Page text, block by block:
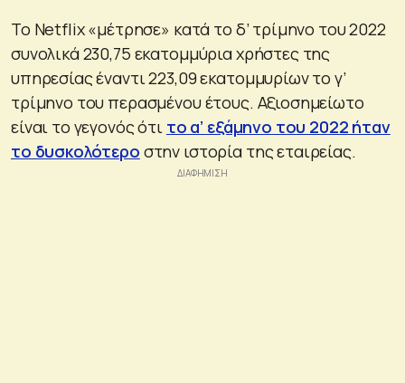
Το Netflix «μέτρησε» κατά το δ’ τρίμηνο του 2022
συνολικά 230,75 εκατομμύρια χρήστες της
υπηρεσίας έναντι 223,09 εκατομμυρίων το γ’
τρίμηνο του περασμένου έτους. Αξιοσημείωτο
είναι το γεγονός ότι το α’ εξάμηνο του 2022 ήταν
το δυσκολότερο στην ιστορία της εταιρείας.